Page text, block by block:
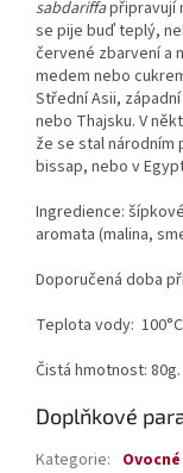
sabdariffapřipravují
se pije buď teplý,
červené zbarvení a
medem nebo
Střední Asii,
nebo Thajsku. V
že se stal národním
bissap, nebo v
Ingredience:
aromata (malina,
Doporučená doba
Teplota vody:
Čistá hmotnost: 80g.
Doplňkové
Kategorie: